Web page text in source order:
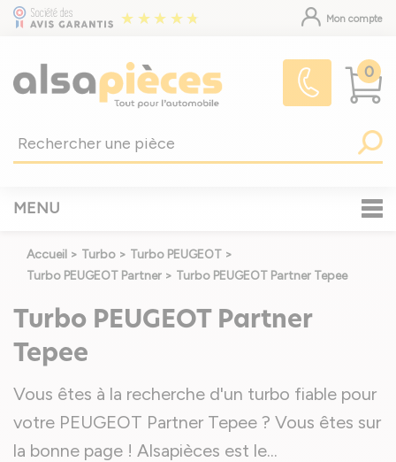
Mon compte
0
MENU
Accueil > Turbo > Turbo PEUGEOT >
Turbo PEUGEOT Partner > Turbo PEUGEOT Partner Tepee
Turbo PEUGEOT Partner
Tepee
Vous êtes à la recherche d'un turbo fiable pour
votre PEUGEOT Partner Tepee ? Vous êtes sur
la bonne page ! Alsapièces est le...